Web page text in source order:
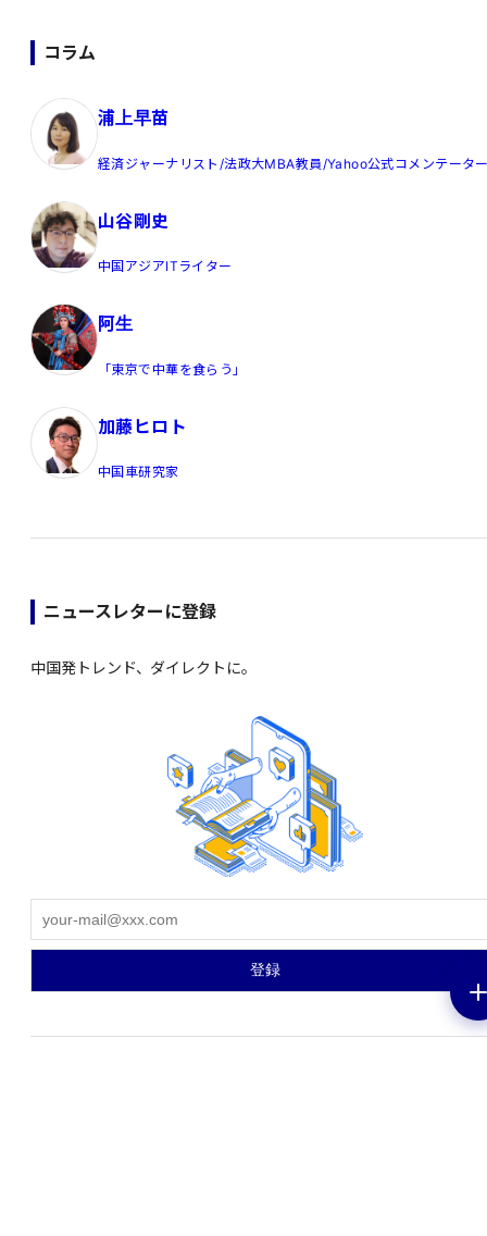
コラム
浦上早苗
経済ジャーナリスト/法政大MBA教員/Yahoo公式コメンテータ
山谷剛史
中国アジアITライター
阿生
「東京で中華を食らう」
加藤ヒロト
中国車研究家
ニュースレターに登録
中国発トレンド、ダイレクトに。